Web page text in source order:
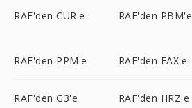
RAF'den CUR'e RAF'den PBM'e
RAF'den PPM'e RAF'den FAX'e
RAF'den G3'e RAF'den HRZ'e